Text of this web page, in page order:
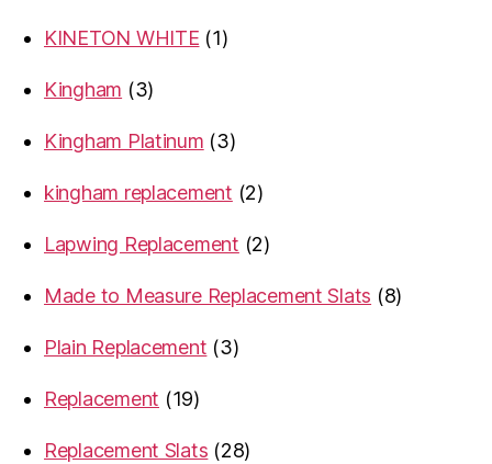
KINETON WHITE
11
Kingham
33
Kingham Platinum
33
kingham replacement
22
Lapwing Replacement
22
Made to Measure Replacement Slats
88
Plain Replacement
33
Replacement
1919
Replacement Slats
2828